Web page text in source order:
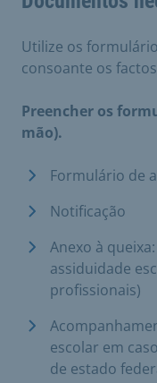
Utilize os
consoante os
Preencher os
mão).
Formulário de
Notificação
Anexo à
assiduidade
profissionais)
escolar em
de estado